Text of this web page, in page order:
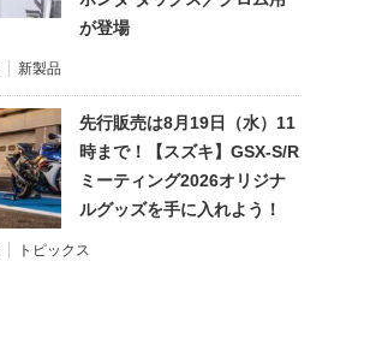
が登場
新製品
先行販売は8月19日（水）11
時まで！【スズキ】GSX-S/R
ミーティング2026オリジナ
ルグッズを手に入れよう！
トピックス